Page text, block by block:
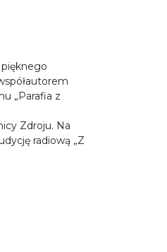
„Parafia z
Zdroju. Na
radiową „Z